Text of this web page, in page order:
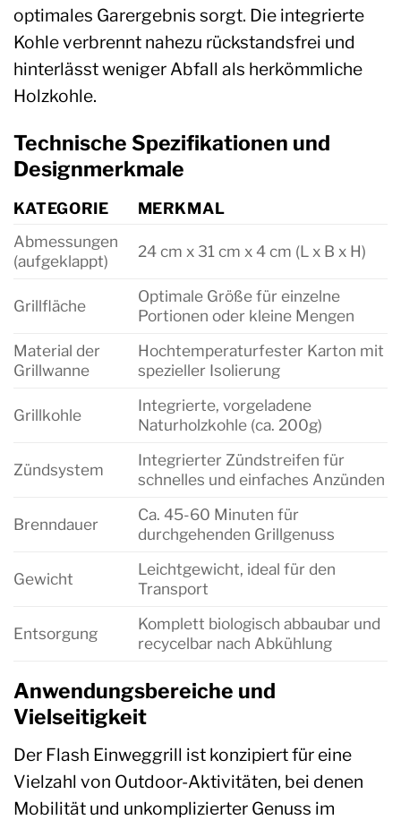
optimales Garergebnis sorgt. Die integrierte
Kohle verbrennt nahezu rückstandsfrei und
hinterlässt weniger Abfall als herkömmliche
Holzkohle.
Technische Spezifikationen und
Designmerkmale
KATEGORIE
MERKMAL
Abmessungen
(aufgeklappt)
24 cm x 31 cm x 4 cm (L x B x H)
Grillfläche
Optimale Größe für einzelne
Portionen oder kleine Mengen
Material der
Grillwanne
Hochtemperaturfester Karton mit
spezieller Isolierung
Grillkohle
Integrierte, vorgeladene
Naturholzkohle (ca. 200g)
Zündsystem
Integrierter Zündstreifen für
schnelles und einfaches Anzünden
Brenndauer
Ca. 45-60 Minuten für
durchgehenden Grillgenuss
Gewicht
Leichtgewicht, ideal für den
Transport
Entsorgung
Komplett biologisch abbaubar und
recycelbar nach Abkühlung
Anwendungsbereiche und
Vielseitigkeit
Der Flash Einweggrill ist konzipiert für eine
Vielzahl von Outdoor-Aktivitäten, bei denen
Mobilität und unkomplizierter Genuss im